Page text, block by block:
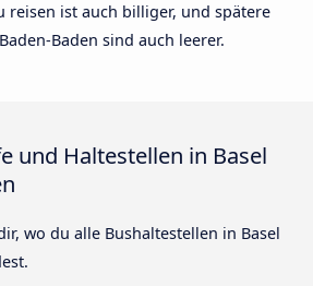
reisen ist auch billiger, und spätere
Baden sind auch leerer.
und Haltestellen in Basel
wo du alle Bushaltestellen in Basel